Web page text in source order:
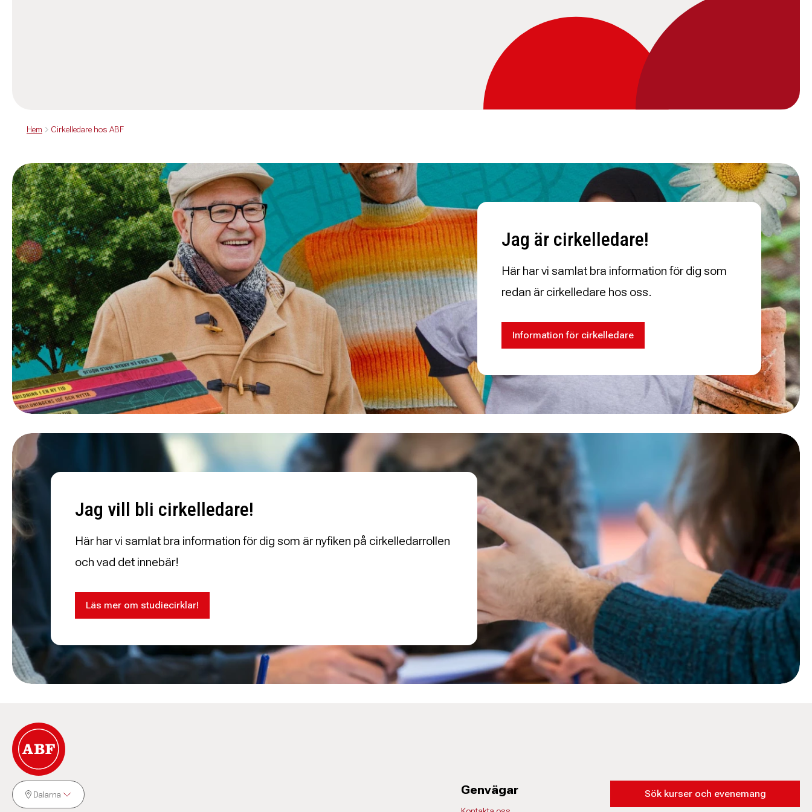
Hem Cirkelledare hos ABF
Jag är cirkelledare!
Här har vi samlat bra information för dig som
redan är cirkelledare hos oss.
Information för cirkelledare
Jag vill bli cirkelledare!
Här har vi samlat bra information för dig som är nyfiken på cirkelledarrollen
och vad det innebär!
Läs mer om studiecirklar!
Dalarna Genvägar Sök kurser och evenemang